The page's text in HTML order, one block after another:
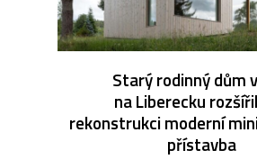
Starý rodinný dům
na Liberecku
rekonstrukci moderní
přístavba